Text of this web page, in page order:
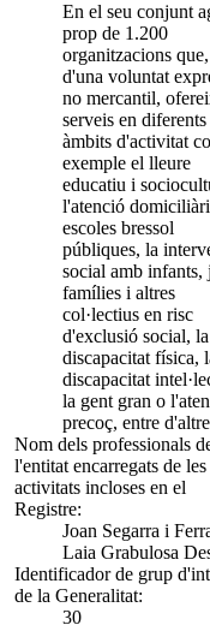
En el seu conjunt
prop de 1.200
organitzacions
d'una voluntat
no mercantil,
serveis en diferents
àmbits d'activitat
exemple el lleure
educatiu i
l'atenció
escoles bressol
públiques, la
social amb infants,
famílies i altres
col·lectius en risc
d'exclusió social, la
discapacitat física,
discapacitat
la gent gran o
precoç, entre
Nom dels professionals
l'entitat encarregats de les
activitats incloses en el
Registre:
Joan Segarra i
Laia Grabulosa
Identificador de grup
de la Generalitat:
30